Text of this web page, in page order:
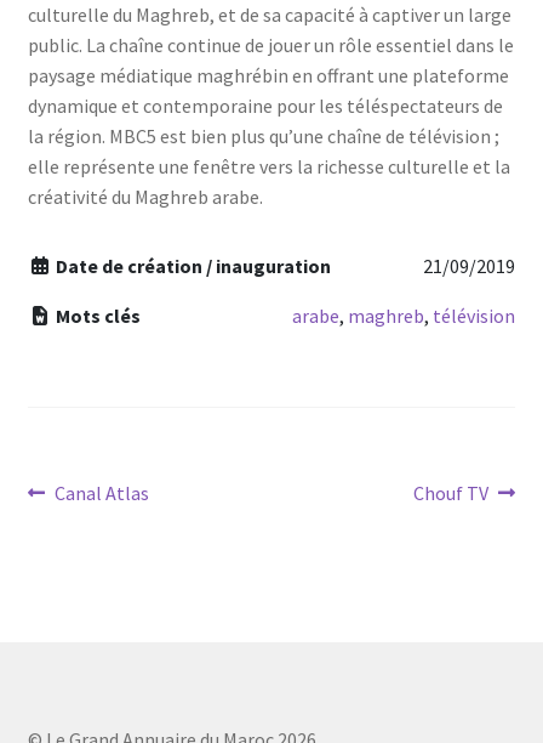
culturelle du Maghreb, et de sa capacité à captiver un large
public. La chaîne continue de jouer un rôle essentiel dans le
paysage médiatique maghrébin en offrant une plateforme
dynamique et contemporaine pour les téléspectateurs de
la région. MBC5 est bien plus qu’une chaîne de télévision ;
elle représente une fenêtre vers la richesse culturelle et la
créativité du Maghreb arabe.
Date de création / inauguration 21/09/2019
Mots clés arabe, maghreb, télévision
Navigation
Article
Canal Atlas
Article
Chouf TV